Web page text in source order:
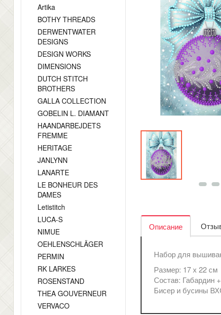
Artika
BOTHY THREADS
DERWENTWATER
DESIGNS
DESIGN WORKS
DIMENSIONS
DUTCH STITCH
BROTHERS
GALLA COLLECTION
GOBELIN L. DIAMANT
HAANDARBEJDETS
FREMME
HERITAGE
JANLYNN
LANARTE
LE BONHEUR DES
DAMES
Letistitch
LUCA-S
NIMUE
OEHLENSCHLÄGER
PERMIN
RK LARKES
ROSENSTAND
THEA GOUVERNEUR
VERVACO
Описание
Набор для
Размер: 17 х 22 см
Состав: Габардин
Бисер и бусины